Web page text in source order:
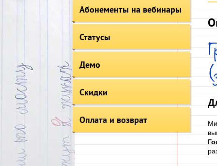
Абонементы на вебинары
Статусы
Демо
Скидки
Оплата и возврат